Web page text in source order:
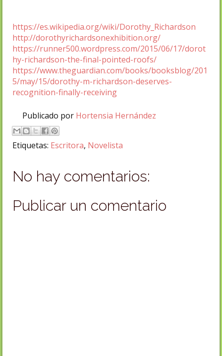
https://es.wikipedia.org/wiki/Dorothy_Richardson
http://dorothyrichardsonexhibition.org/
https://runner500.wordpress.com/2015/06/17/dorot
hy-richardson-the-final-pointed-roofs/
https://www.theguardian.com/books/booksblog/201
5/may/15/dorothy-m-richardson-deserves-
recognition-finally-receiving
Publicado por Hortensia Hernández
Etiquetas: Escritora, Novelista
No hay comentarios:
Publicar un comentario